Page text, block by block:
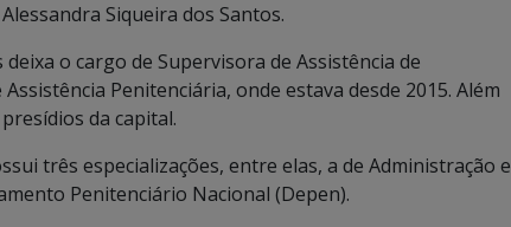
Siqueira dos Santos.
o cargo de Supervisora de Assistência de
Penitenciária, onde estava desde 2015. Além
da capital.
três especializações, entre elas, a de Administração e
Penitenciário Nacional (Depen).